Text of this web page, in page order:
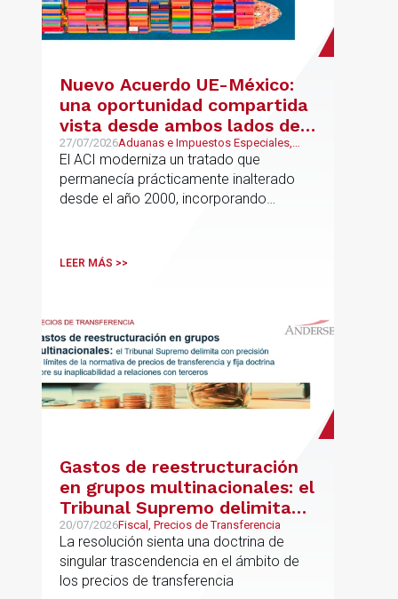
Nuevo Acuerdo UE-México:
una oportunidad compartida
vista desde ambos lados del
Atlántico
27/07/2026Aduanas e Impuestos Especiales,
Mexican Desk
El ACI moderniza un tratado que
permanecía prácticamente inalterado
desde el año 2000, incorporando
LEER MÁS >>
Gastos de reestructuración
en grupos multinacionales: el
Tribunal Supremo delimita
con precisión los límites de la
normativa de precios de
transferencia y fija doctrina
sobre su inaplicabilidad a
20/07/2026Fiscal, Precios de Transferencia
La resolución sienta una doctrina de
singular trascendencia en el ámbito de
los precios de transferencia